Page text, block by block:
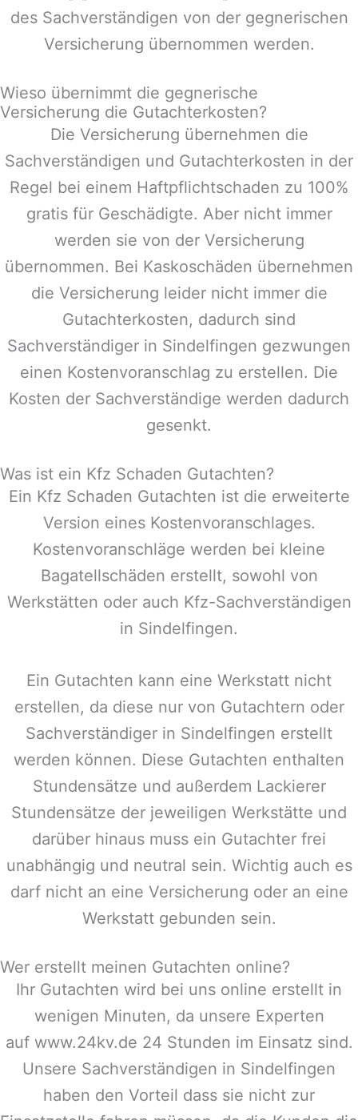
des Sachverständigen von der gegnerischen
Versicherung übernommen werden.
Wieso übernimmt die gegnerische
Versicherung die Gutachterkosten?
Die Versicherung übernehmen die
Sachverständigen und Gutachterkosten in der
Regel bei einem Haftpflichtschaden zu 100%
gratis für Geschädigte. Aber nicht immer
werden sie von der Versicherung
übernommen. Bei Kaskoschäden übernehmen
die Versicherung leider nicht immer die
Gutachterkosten, dadurch sind
Sachverständiger in Sindelfingen gezwungen
einen Kostenvoranschlag zu erstellen. Die
Kosten der Sachverständige werden dadurch
gesenkt.
Was ist ein Kfz Schaden Gutachten?
Ein Kfz Schaden Gutachten ist die erweiterte
Version eines Kostenvoranschlages.
Kostenvoranschläge werden bei kleine
Bagatellschäden erstellt, sowohl von
Werkstätten oder auch Kfz-Sachverständigen
in Sindelfingen.
Ein Gutachten kann eine Werkstatt nicht
erstellen, da diese nur von Gutachtern oder
Sachverständiger in Sindelfingen erstellt
werden können. Diese Gutachten enthalten
Stundensätze und außerdem Lackierer
Stundensätze der jeweiligen Werkstätte und
darüber hinaus muss ein Gutachter frei
unabhängig und neutral sein. Wichtig auch es
darf nicht an eine Versicherung oder an eine
Werkstatt gebunden sein.
Wer erstellt meinen Gutachten online?
Ihr Gutachten wird bei uns online erstellt in
wenigen Minuten, da unsere Experten
auf www.24kv.de 24 Stunden im Einsatz sind.
Unsere Sachverständigen in Sindelfingen
haben den Vorteil dass sie nicht zur